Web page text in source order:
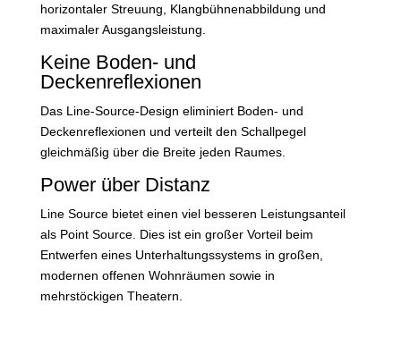
horizontaler Streuung, Klangbühnenabbildung und
maximaler Ausgangsleistung.
Keine Boden- und
Deckenreflexionen
Das Line-Source-Design eliminiert Boden- und
Deckenreflexionen und verteilt den Schallpegel
gleichmäßig über die Breite jeden Raumes.
Power über Distanz
Line Source bietet einen viel besseren Leistungsanteil
als Point Source. Dies ist ein großer Vorteil beim
Entwerfen eines Unterhaltungssystems in großen,
modernen offenen Wohnräumen sowie in
mehrstöckigen Theatern.